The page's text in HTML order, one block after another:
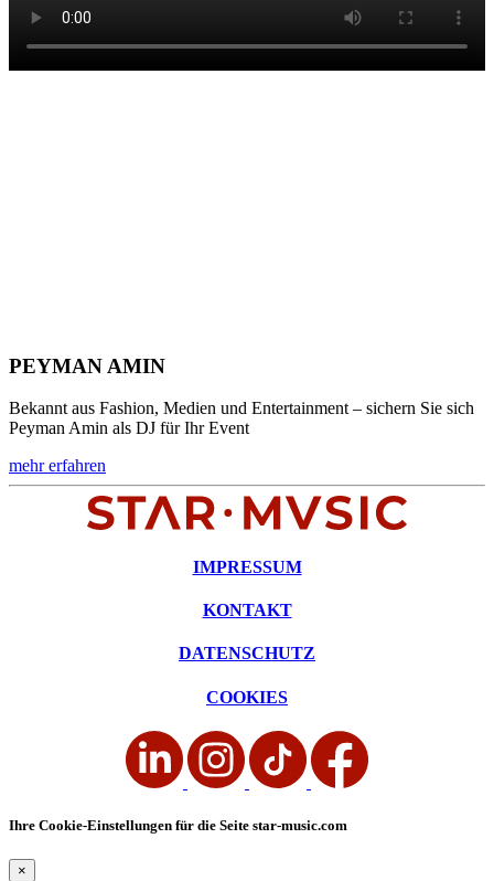
PEYMAN AMIN
Bekannt aus Fashion, Medien und Entertainment – sichern Sie sich
Peyman Amin als DJ für Ihr Event
mehr erfahren
IMPRESSUM
KONTAKT
DATENSCHUTZ
COOKIES
Ihre Cookie-Einstellungen für die Seite star-music.com
×